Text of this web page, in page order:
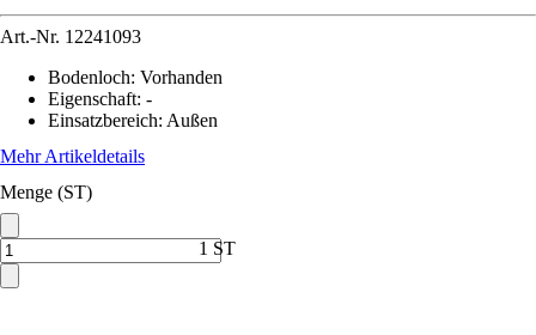
Art.-Nr. 12241093
Bodenloch: Vorhanden
Eigenschaft: -
Einsatzbereich: Außen
Mehr Artikeldetails
Menge (ST)
1 ST